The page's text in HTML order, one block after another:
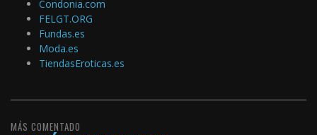
Condonia.com
FELGT.ORG
Fundas.es
Moda.es
TiendasEroticas.es
MÁS COMENTADO